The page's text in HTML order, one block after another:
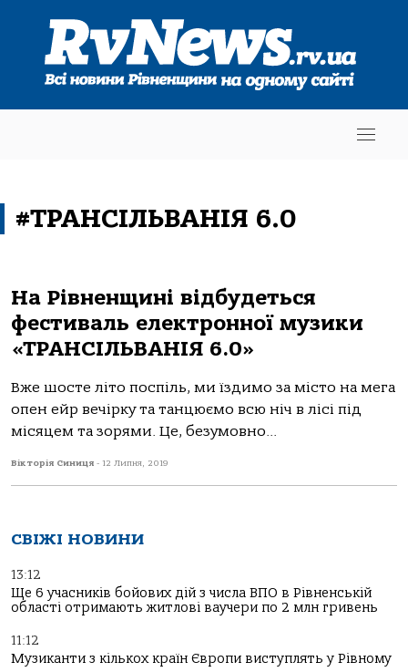
#ТРАНСІЛЬВАНІЯ 6.0
На Рівненщині відбудеться
фестиваль електронної музики
«ТРАНСІЛЬВАНІЯ 6.0»
Вже шосте літо поспіль, ми їздимо за місто на мега
опен ейр вечірку та танцюємо всю ніч в лісі під
місяцем та зорями. Це, безумовно...
Вікторія Синиця - 12 Липня, 2019
СВІЖІ НОВИНИ
13:12
Ще 6 учасників бойових дій з числа ВПО в Рівненській
області отримають житлові ваучери по 2 млн гривень
11:12
Музиканти з кількох країн Європи виступлять у Рівному